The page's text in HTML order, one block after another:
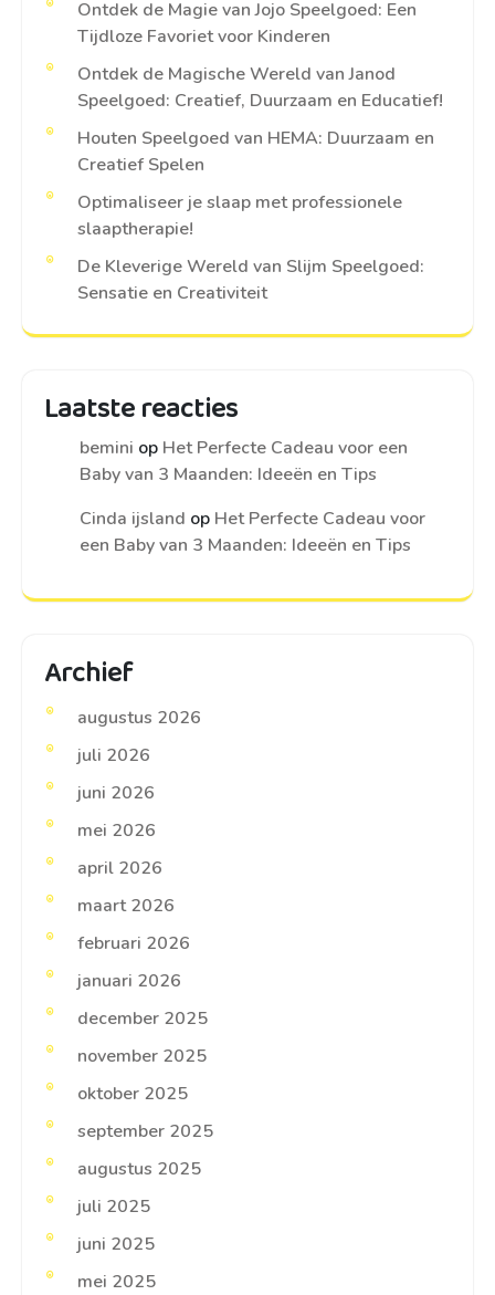
Ontdek de Magie van Jojo Speelgoed: Een
Tijdloze Favoriet voor Kinderen
Ontdek de Magische Wereld van Janod
Speelgoed: Creatief, Duurzaam en Educatief!
Houten Speelgoed van HEMA: Duurzaam en
Creatief Spelen
Optimaliseer je slaap met professionele
slaaptherapie!
De Kleverige Wereld van Slijm Speelgoed:
Sensatie en Creativiteit
Laatste reacties
bemini op Het Perfecte Cadeau voor een
Baby van 3 Maanden: Ideeën en Tips
Cinda ijsland op Het Perfecte Cadeau voor
een Baby van 3 Maanden: Ideeën en Tips
Archief
augustus 2026
juli 2026
juni 2026
mei 2026
april 2026
maart 2026
februari 2026
januari 2026
december 2025
november 2025
oktober 2025
september 2025
augustus 2025
juli 2025
juni 2025
mei 2025